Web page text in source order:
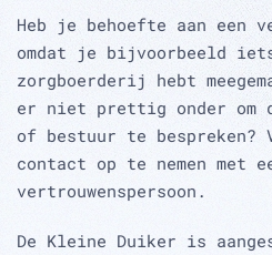
Heb je behoefte aan een
omdat je bijvoorbeeld
zorgboerderij hebt
er niet prettig onder om
of bestuur te
contact op te nemen met
vertrouwenspersoon.
De Kleine Duiker is